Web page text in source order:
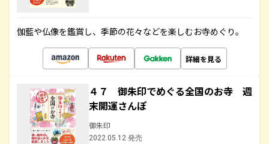
伽藍や仏像を鑑賞し、季節の花々などを楽しむお寺めぐり。
詳細を見る
４７ 御朱印でめぐる全国のお寺 週
末開運さんぽ
御朱印
2022.05.12 発売